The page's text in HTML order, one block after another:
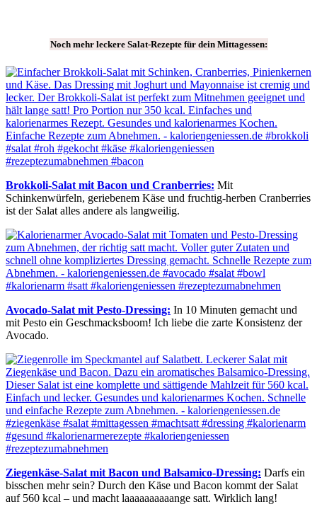
Noch mehr leckere Salat-Rezepte für dein Mittagessen:
Brokkoli-Salat mit Bacon und Cranberries: Mit
Schinkenwürfeln, geriebenem Käse und fruchtig-herben Cranberries
ist der Salat alles andere als langweilig.
Avocado-Salat mit Pesto-Dressing: In 10 Minuten gemacht und
mit Pesto ein Geschmacksboom! Ich liebe die zarte Konsistenz der
Avocado.
Ziegenkäse-Salat mit Bacon und Balsamico-Dressing: Darfs ein
bisschen mehr sein? Durch den Käse und Bacon kommt der Salat
auf 560 kcal – und macht laaaaaaaaaange satt. Wirklich lang!